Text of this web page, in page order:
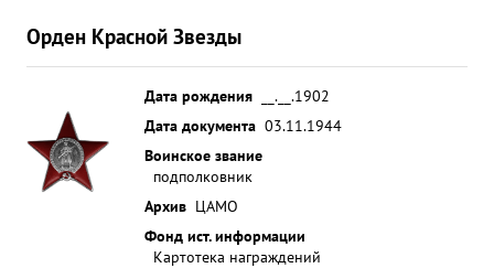
Орден Красной Звезды
Дата рождения
__.__.1902
Дата документа 03.11.1944
Воинское звание
подполковник
Архив ЦАМО
Фонд ист. информации
Картотека награждений